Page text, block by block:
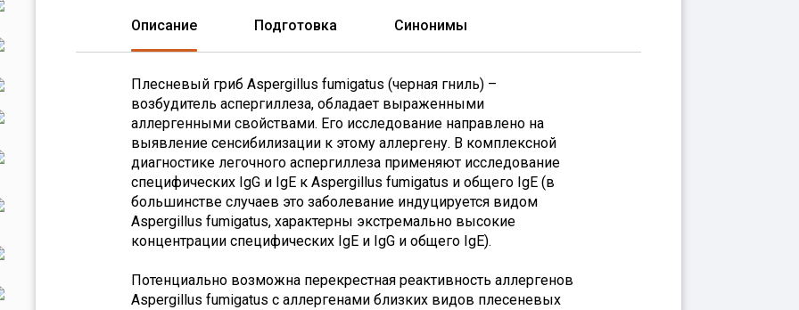
Описание Подготовка Синонимы
Плесневый гриб Aspergillus fumigatus (черная гниль) –
возбудитель аспергиллеза, обладает выраженными
аллергенными свойствами. Его исследование направлено на
выявление сенсибилизации к этому аллергену. В комплексной
диагностике легочного аспергиллеза применяют исследование
специфических IgG и IgE к Aspergillus fumigatus и общего IgE (в
большинстве случаев это заболевание индуцируется видом
Aspergillus fumigatus, характерны экстремально высокие
концентрации специфических IgE и IgG и общего IgE).
Потенциально возможна перекрестная реактивность аллергенов
Aspergillus fumigatus с аллергенами близких видов плесеневых